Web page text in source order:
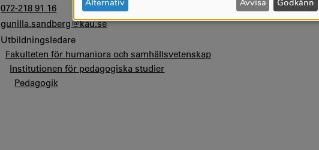
072-218 91 16
gunilla.sandberg@kau.se
Utbildningsledare
Fakulteten för humaniora och samhällsvetenskap
Institutionen för pedagogiska studier
Pedagogik
COOKIES
Alternativ Avvisa Godkänn